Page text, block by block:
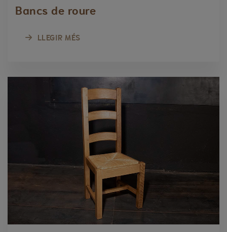
Bancs de roure
LLEGIR MÉS